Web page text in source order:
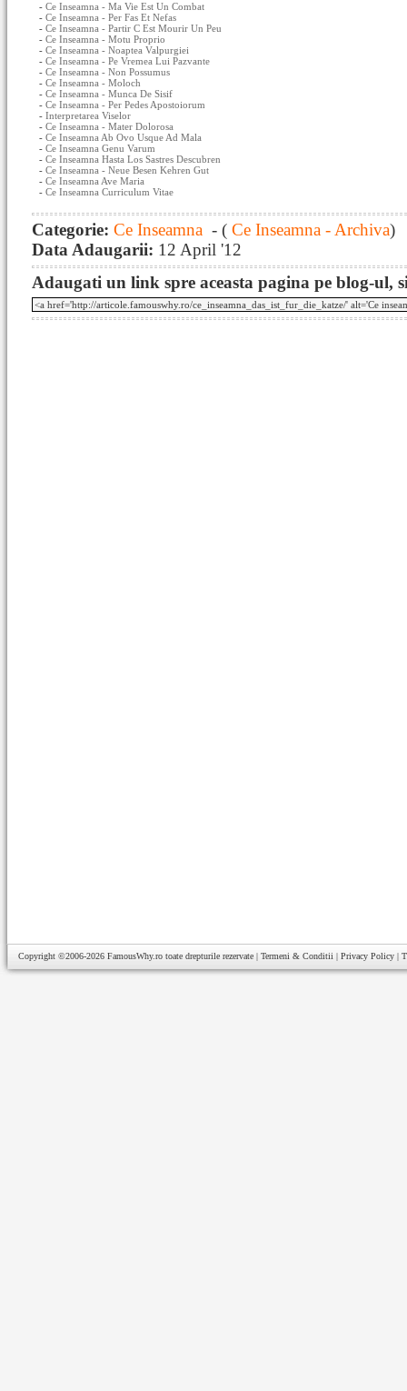
- Ce Inseamna - Ma Vie Est Un Combat
- Ce Inseamna - Per Fas Et Nefas
- Ce Inseamna - Partir C Est Mourir Un Peu
- Ce Inseamna - Motu Proprio
- Ce Inseamna - Noaptea Valpurgiei
- Ce Inseamna - Pe Vremea Lui Pazvante
- Ce Inseamna - Non Possumus
- Ce Inseamna - Moloch
- Ce Inseamna - Munca De Sisif
- Ce Inseamna - Per Pedes Apostoiorum
- Interpretarea Viselor
- Ce Inseamna - Mater Dolorosa
- Ce Inseamna Ab Ovo Usque Ad Mala
- Ce Inseamna Genu Varum
- Ce Inseamna Hasta Los Sastres Descubren
- Ce Inseamna - Neue Besen Kehren Gut
- Ce Inseamna Ave Maria
- Ce Inseamna Curriculum Vitae
Categorie: Ce Inseamna - ( Ce Inseamna - Archiva)
Data Adaugarii: 12 April '12
Adaugati un link spre aceasta pagina pe blog-ul,
Copyright ©2006-2026 FamousWhy.ro toate drepturile rezervate | Termeni & Conditii | Privacy Policy |